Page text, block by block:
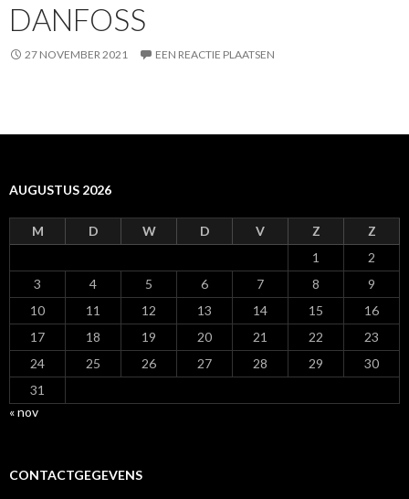
DANFOSS
27 NOVEMBER 2021 EEN REACTIE PLAATSEN
AUGUSTUS 2026
M D W D V Z
Z
1
2
3
4 5 6 7 8
9
10
11 12 13 14 15
16
17
18 19 20 21 22
23
24
25 26 27 28 29
30
31
« nov
CONTACTGEGEVENS